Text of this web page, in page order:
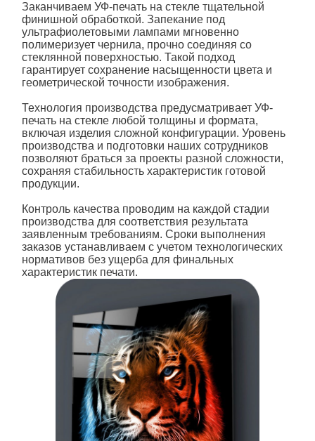
Заканчиваем УФ-печать на стеклетщательной
финишной обработкой. Запекание под
ультрафиолетовыми лампами мгновенно
полимеризует чернила, прочно соединяя со
стеклянной поверхностью. Такой подход
гарантирует сохранение насыщенности цвета и
геометрической точности изображения.
Технология производства предусматривает УФ-
печать на стеклелюбой толщины и формата,
включая изделия сложной конфигурации. Уровень
производства и подготовки наших сотрудников
позволяют браться за проекты разной сложности,
сохраняя стабильность характеристик готовой
продукции.
Контроль качества проводим на каждой стадии
производства для соответствия результата
заявленным требованиям. Сроки выполнения
заказов устанавливаем с учетом технологических
нормативов без ущерба для финальных
характеристик печати.